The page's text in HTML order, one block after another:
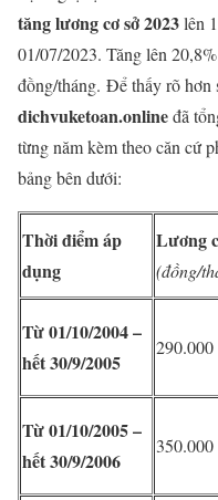
tăng lương cơ sở 2023lên
01/07/2023. Tăng lên
đồng/tháng. Để thấy rõ hơn
dichvuketoan.onlineđã
từng năm kèm theo căn cứ
bảng bên dưới:
Thời điểm áp
dụng
Lương
(đồng/
Từ 01/10/2004 –
hết 30/9/2005
290.000
Từ 01/10/2005 –
hết 30/9/2006
350.000